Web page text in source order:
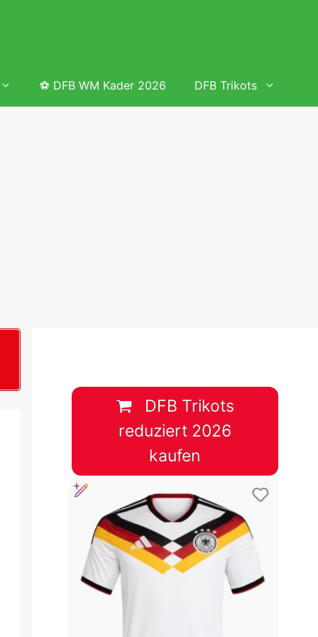
&
&
Tabelle
⚽ DFB WM Kader 2026 DFB Trikots
DFB Trikots
reduziert 2026
kaufen